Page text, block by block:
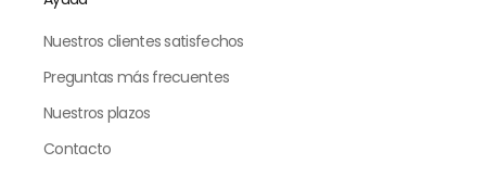
Nuestros clientes satisfechos
Preguntas más frecuentes
Nuestros plazos
Contacto